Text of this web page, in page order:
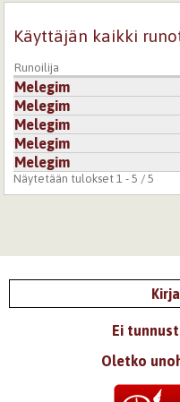
Käyttäjän kaikki
Runoilija
Melegim
Melegim
Melegim
Melegim
Melegim
Näytetään tulokset 1 - 5 / 5
Ei
Oletko